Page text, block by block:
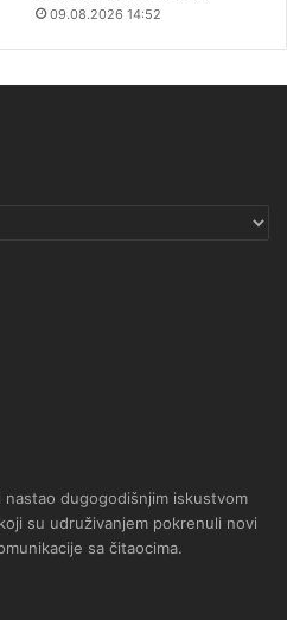
09.08.2026 14:52
dugogodišnjim iskustvom
su udruživanjem pokrenuli novi
sa čitaocima.